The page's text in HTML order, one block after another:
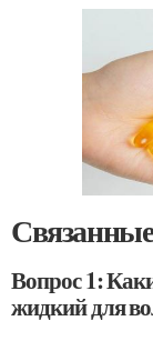
Вопрос 1:
жидкий для